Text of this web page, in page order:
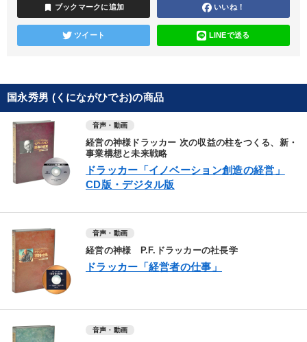
bookmark ブックマークに追加 いいね！
ツイート LINEで送る
国永秀男 (くにながひでお)の商品
音声・動画
経営の神様ドラッカー 次の収益の柱をつくる、新・
事業構想と未来戦略
ドラッカー「イノベーション創造の経営」
CD版・デジタル版
音声・動画
経営の神様 P.F.ドラッカーの社長学
ドラッカー「経営者の仕事」
音声・動画